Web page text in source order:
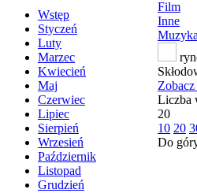
Wstęp
Styczeń
Luty
Marzec
Kwiecień
Maj
Czerwiec
Lipiec
Sierpień
Wrzesień
Październik
Listopad
Grudzień
Film
Inne
Muzyka
Zobacz
Liczba
20
10 20
Do